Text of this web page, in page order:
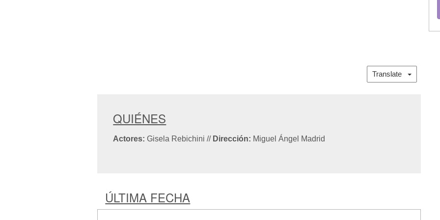
Translate
QUIÉNES
Actores: Gisela Rebichini// Dirección: Miguel Ángel Madrid
ÚLTIMA FECHA